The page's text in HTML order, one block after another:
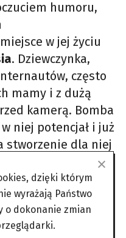
humoru,
w jej życiu
. Dziewczynka,
często
mamy i z dużą
kamerą. Bomba
niej potencjał i już
stworzenie dla niej
podkreślała, że
odbywa się na
– wszystkie
trafiają na osobne
dzięki którym
wyrażają Państwo
o dokonanie zmian